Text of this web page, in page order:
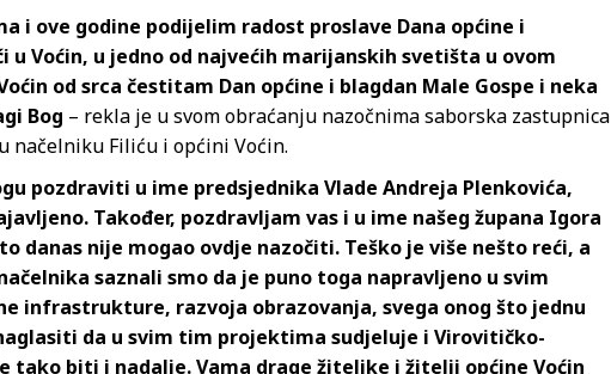
i ove godine podijelim radost proslave Dana općine i
u Voćin, u jedno od najvećih marijanskih svetišta u ovom
od srca čestitam Dan općine i blagdan Male Gospe i neka
Bog – rekla je u svom obraćanju nazočnima saborska zastupnica
načelniku Filiću i općini Voćin.
pozdraviti u ime predsjednika Vlade Andreja Plenkovića,
Također, pozdravljam vas i u ime našeg župana Igora
danas nije mogao ovdje nazočiti. Teško je više nešto reći, a
saznali smo da je puno toga napravljeno u svim
infrastrukture, razvoja obrazovanja, svega onog što jednu
da u svim tim projektima sudjeluje i Virovitičko-
tako biti i nadalje. Vama drage žiteljke i žitelji općine Voćin